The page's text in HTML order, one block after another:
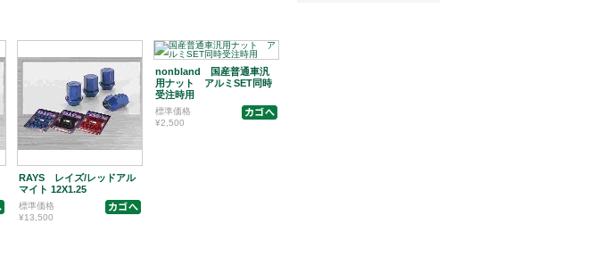
RAYS レイズ/レッドアル
マイト 12X1.25
標準価格
¥13,500
nonbland 国産普通車汎
用ナット アルミSET同時
受注時用
標準価格
¥2,500